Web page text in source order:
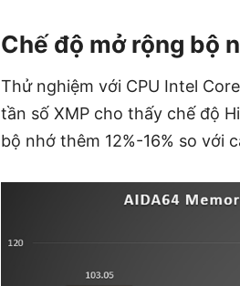
Chế độ mở rộng bộ
Thử nghiệm với CPU Intel
tần số XMP cho thấy chế độ
bộ nhớ thêm 12%-16% so với